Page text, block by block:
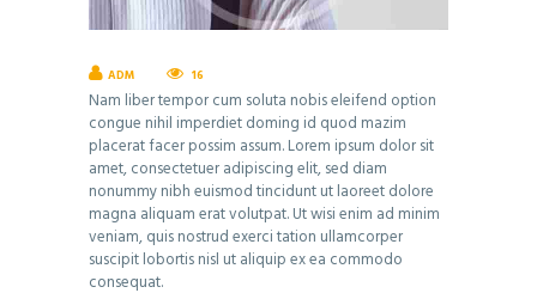
ADM 16
Nam liber tempor cum soluta nobis eleifend option
congue nihil imperdiet doming id quod mazim
placerat facer possim assum. Lorem ipsum dolor sit
amet, consectetuer adipiscing elit, sed diam
nonummy nibh euismod tincidunt ut laoreet dolore
magna aliquam erat volutpat. Ut wisi enim ad minim
veniam, quis nostrud exerci tation ullamcorper
suscipit lobortis nisl ut aliquip ex ea commodo
consequat.